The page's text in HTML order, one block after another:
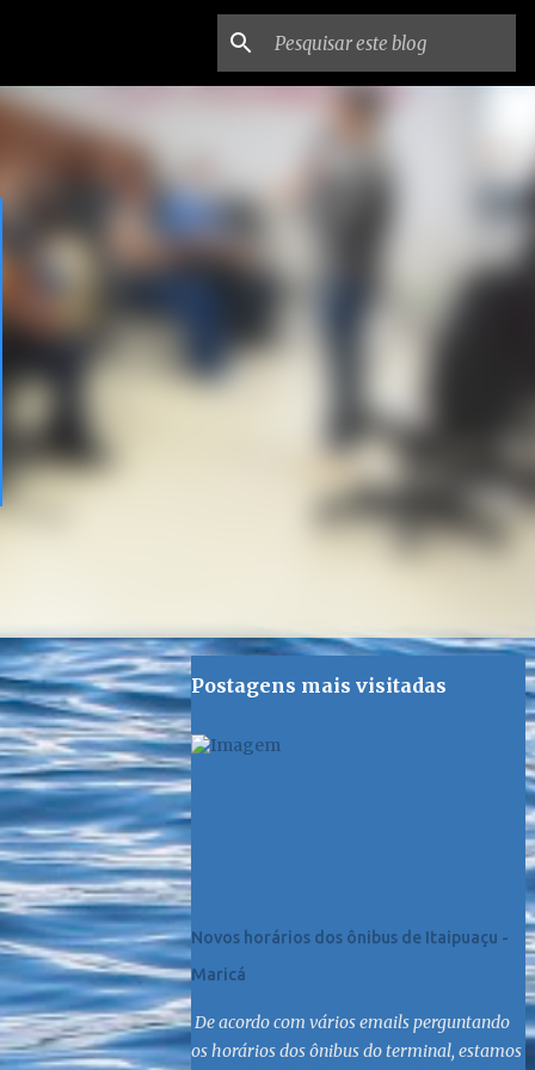
Postagens mais visitadas
Novos horários dos ônibus de Itaipuaçu -
Maricá
De acordo com vários emails perguntando
os horários dos ônibus do terminal, estamos